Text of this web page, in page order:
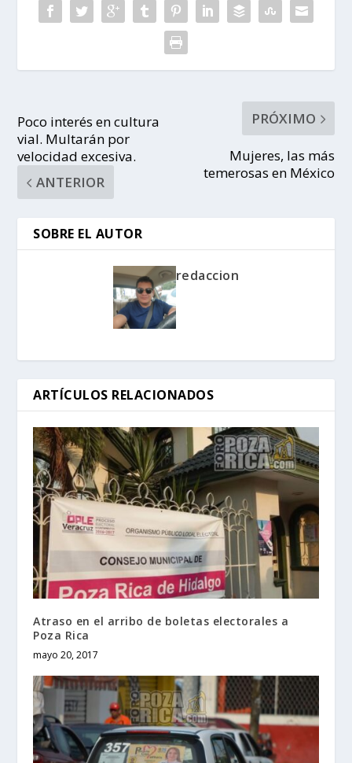
Poco interés en cultura
vial. Multarán por
velocidad excesiva.
ANTERIOR
PRÓXIMO
Mujeres, las más
temerosas en México
SOBRE EL AUTOR
redaccion
ARTÍCULOS RELACIONADOS
Atraso en el arribo de boletas electorales a
Poza Rica
mayo 20, 2017